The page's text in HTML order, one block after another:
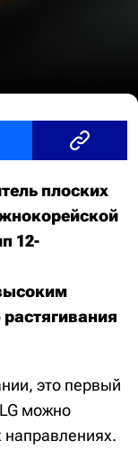
плоских
12-
это первый
можно
направлениях.